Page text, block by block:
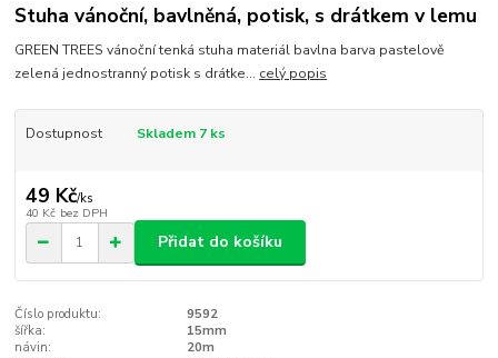
Stuha vánoční, bavlněná, potisk, s drátkem v lemu
GREEN TREES vánoční tenká stuha materiál bavlna barva pastelově
zelená jednostranný potisk s drátke... celý popis
Dostupnost Skladem 7 ks
49 Kč/ks
40 Kč bez DPH
Přidat do košíku
Číslo produktu:
9592
šířka:
15mm
návin:
20m